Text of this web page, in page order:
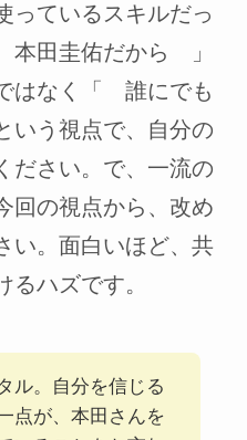
っているスキルだっ
本田圭佑だから 」
はなく「 誰にでも
う視点で、自分の
ださい。で、一流の
回の視点から、改め
い。面白いほど、共
ハズです。
ル。自分を信じる
点が、本田さんを